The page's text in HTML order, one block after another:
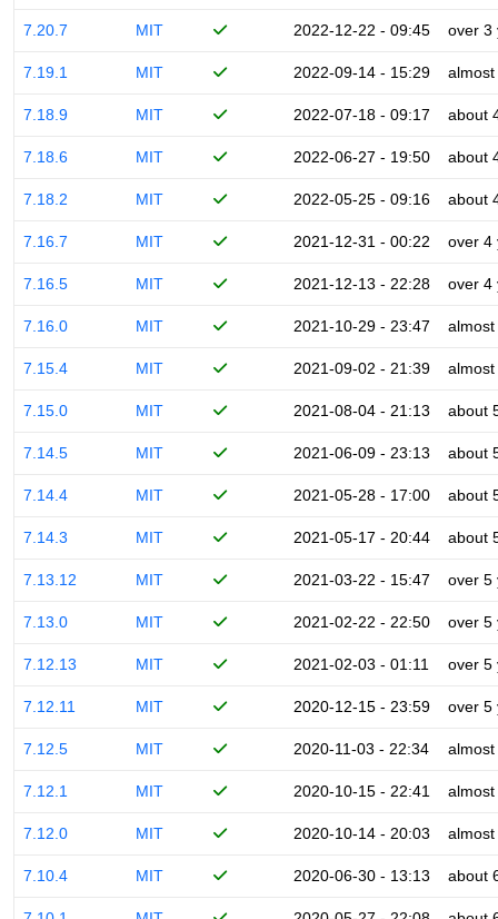
7.20.7 MIT 2022-12-22 - 09:45 over 3
7.19.1 MIT 2022-09-14 - 15:29
7.18.9 MIT 2022-07-18 - 09:17 about
7.18.6 MIT 2022-06-27 - 19:50 about
7.18.2 MIT 2022-05-25 - 09:16 about
7.16.7 MIT 2021-12-31 - 00:22 over 4
7.16.5 MIT 2021-12-13 - 22:28 over 4
7.16.0 MIT 2021-10-29 - 23:47
7.15.4 MIT 2021-09-02 - 21:39
7.15.0 MIT 2021-08-04 - 21:13 about
7.14.5 MIT 2021-06-09 - 23:13 about
7.14.4 MIT 2021-05-28 - 17:00 about
7.14.3 MIT 2021-05-17 - 20:44 about
7.13.12 MIT 2021-03-22 - 15:47 over 5
7.13.0 MIT 2021-02-22 - 22:50 over 5
7.12.13 MIT 2021-02-03 - 01:11 over 5
7.12.11 MIT 2020-12-15 - 23:59 over 5
7.12.5 MIT 2020-11-03 - 22:34
7.12.1 MIT 2020-10-15 - 22:41
7.12.0 MIT 2020-10-14 - 20:03
7.10.4 MIT 2020-06-30 - 13:13 about